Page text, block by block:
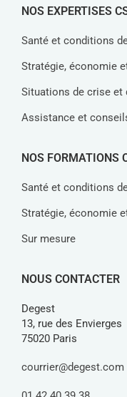
NOS EXPERTISES
Santé et conditions
Stratégie, économie
Situations de crise et
Assistance et
NOS FORMATIONS
Santé et conditions
Stratégie, économie
Sur mesure
NOUS CONTACTER
Degest
13, rue des Envierges
75020 Paris
courrier@degest.com